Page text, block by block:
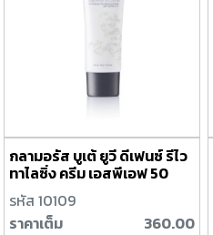
กลามอรัส บูเต้ ยูวี ดีเฟนซ์ รีไว
ทาไลซิ่ง ครีม เอสพีเอฟ 50
พีเอ+++
รหัส 10109
ราคาเต็ม
360.00